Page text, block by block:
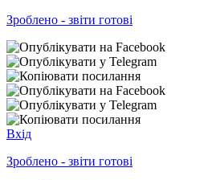
Зроблено - звіти готові
Вхід
Зроблено - звіти готові